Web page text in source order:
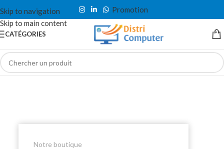
Skip to navigation
Skip to main content
Promotion
CATÉGORIES
Notre boutique